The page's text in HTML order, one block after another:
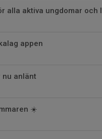
alla aktiva ungdomar och
appen
nu anlänt
☀️